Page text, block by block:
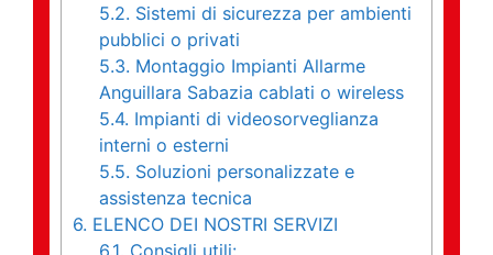
5.2. Sistemi di sicurezza per ambienti
pubblici o privati
5.3. Montaggio Impianti Allarme
Anguillara Sabazia cablati o wireless
5.4. Impianti di videosorveglianza
interni o esterni
5.5. Soluzioni personalizzate e
assistenza tecnica
6. ELENCO DEI NOSTRI SERVIZI
6.1. Consigli utili: